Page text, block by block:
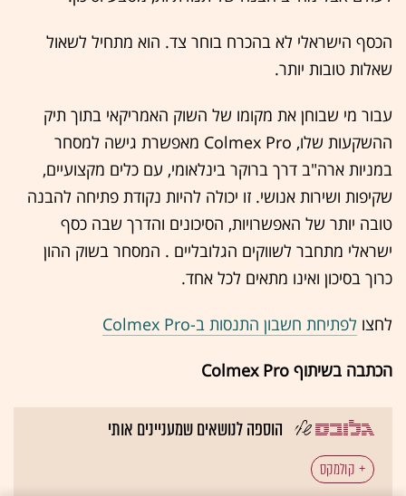
הכסף הישראלי לא בהכרח בוחר צד. הוא מתחיל לשאול
שאלות טובות יותר.
עבור מי שבוחן את מקומו של השוק האמריקאי בתוך תיק
ההשקעות שלו, Colmex Pro מאפשרת גישה למסחר
במניות ארה"ב דרך ברוקר בינלאומי, עם כלים מקצועיים,
שקיפות ושירות אנושי. זו יכולה להיות נקודת פתיחה להבנה
טובה יותר של האפשרויות, הסיכונים והדרך שבה כסף
ישראלי מתחבר לשווקים הגלובליים . המסחר בשוק ההון
כרוך בסיכון ואינו מתאים לכל אחד.
לחצו לפתיחת חשבון התנסות ב-Colmex Pro
הכתבה בשיתוף Colmex Pro
הוספה לנושאים שמעניינים אותי
קולמקס